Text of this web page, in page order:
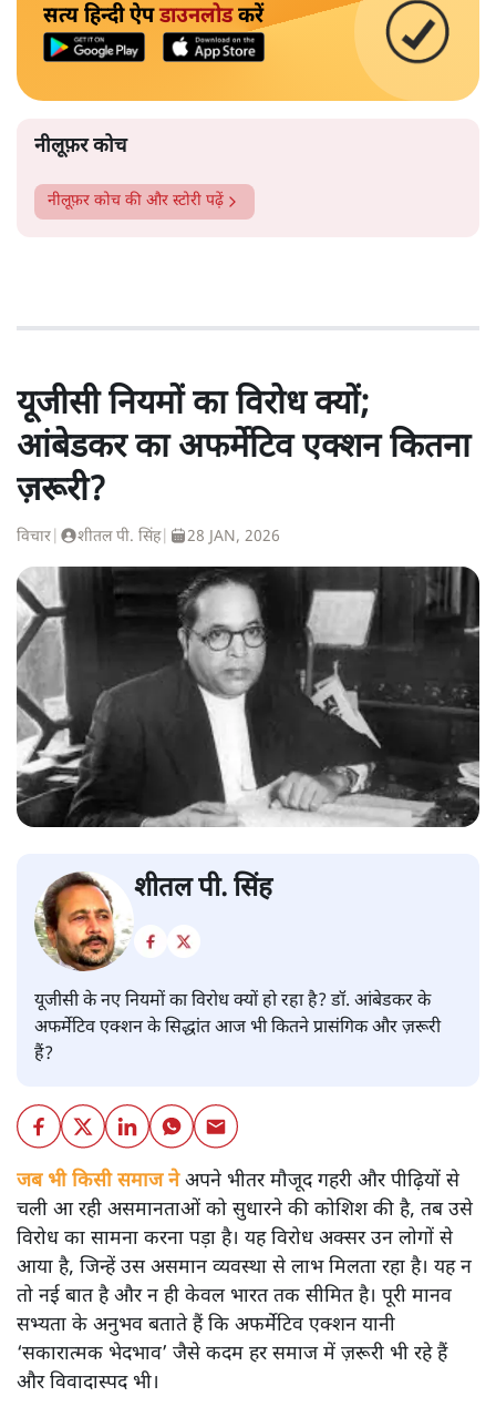
सत्य हिन्दी ऐपडाउनलोडकरें
नीलूफ़र कोच
नीलूफ़र कोच की और स्टोरी पढ़ें
यूजीसी नियमों का विरोध क्यों;
आंबेडकर का अफर्मेटिव एक्शन कितना
ज़रूरी?
विचार शीतल पी. सिंह| 28 JAN, 2026
शीतल पी. सिंह
यूजीसी के नए नियमों का विरोध क्यों हो रहा है? डॉ. आंबेडकर के
अफर्मेटिव एक्शन के सिद्धांत आज भी कितने प्रासंगिक और ज़रूरी
हैं?
जब भी किसी समाज नेअपने भीतर मौजूद गहरी और पीढ़ियों से
चली आ रही असमानताओं को सुधारने की कोशिश की है, तब उसे
विरोध का सामना करना पड़ा है। यह विरोध अक्सर उन लोगों से
आया है, जिन्हें उस असमान व्यवस्था से लाभ मिलता रहा है। यह न
तो नई बात है और न ही केवल भारत तक सीमित है। पूरी मानव
सभ्यता के अनुभव बताते हैं कि अफर्मेटिव एक्शन यानी
‘सकारात्मक भेदभाव’ जैसे कदम हर समाज में ज़रूरी भी रहे हैं
और विवादास्पद भी।